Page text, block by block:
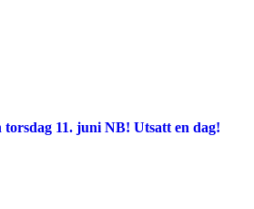
torsdag 11. juni NB! Utsatt en dag!